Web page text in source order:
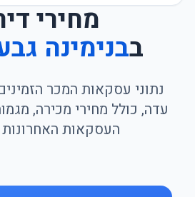
מחירי
בבנימינה
נתוני עסקאות המכר
עדה, כולל מחירי מכירה,
העסקאות האחרונות